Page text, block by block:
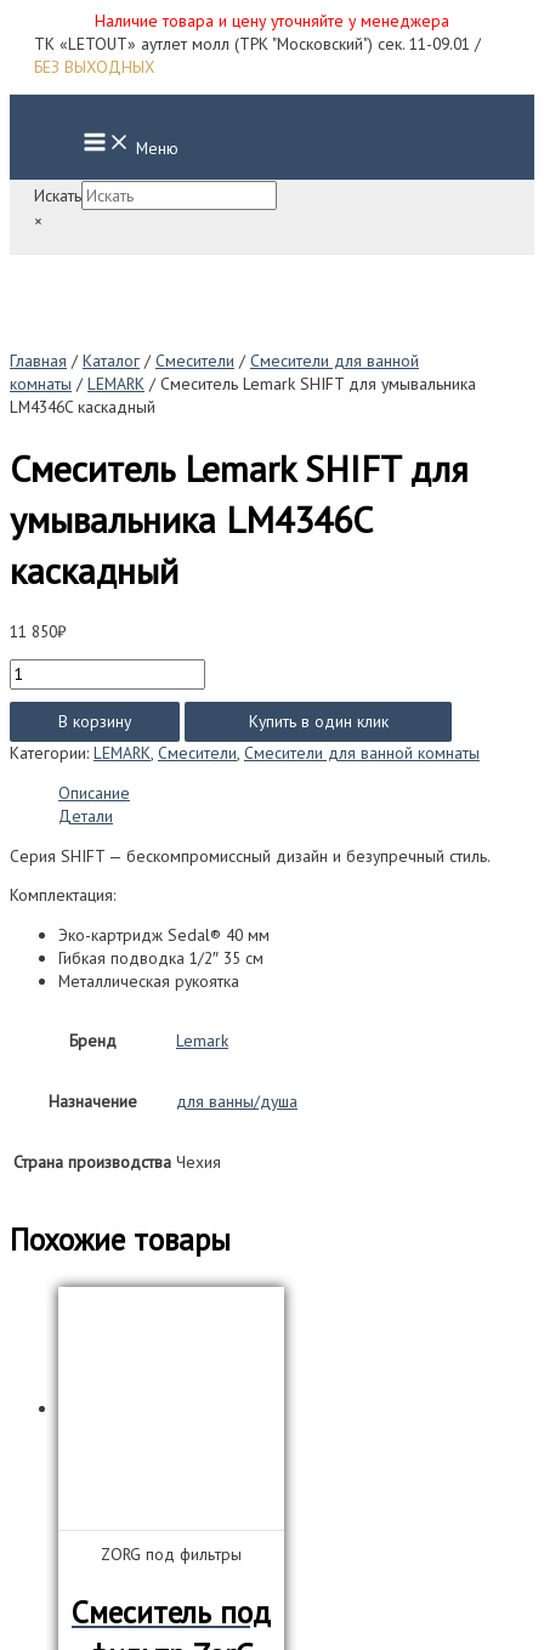
Наличие товара и цену уточняйте у менеджера
Перейти
ТК «LETOUT» аутлет молл (ТРК "Московский") сек. 11-09.01 /
БЕЗ ВЫХОДНЫХ
Main
Menu Меню
Искать
×
Главная / Каталог / Смесители / Смесители для ванной
комнаты / LEMARK / Смеситель Lemark SHIFT для умывальника
LM4346C каскадный
Смеситель Lemark SHIFT для
умывальника LM4346C
каскадный
11 850₽
Количество
товара
Смеситель
Lemark
SHIFT
умывальника
LM4346C
каскадный
В корзину
Купить в один клик
Категории: LEMARK, Смесители, Смесители для ванной комнаты
Описание
Детали
Серия SHIFT — бескомпромиссный дизайн и безупречный стиль.
Комплектация:
Эко-картридж Sedal® 40 мм
Гибкая подводка 1/2″ 35 см
Металлическая рукоятка
Бренд Lemark
Назначение для ванны/душа
Страна производства Чехия
Похожие товары
ZORG под фильтры
Смеситель под